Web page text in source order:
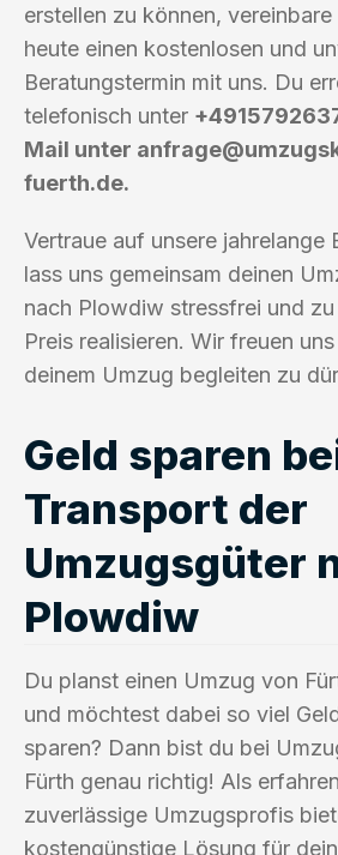
erstellen zu können,
heute einen kostenlosen und
Beratungstermin mit uns. Du
telefonisch unter
Mail unter
fuerth.de.
Vertraue auf unsere jahrelange
lass uns gemeinsam deinen
nach Plowdiw stressfrei und
Preis realisieren. Wir freuen
deinem Umzug begleiten zu
Geld sparen
Transport der
Umzugsgüter
Plowdiw
Du planst einen Umzug von
und möchtest dabei so viel
sparen? Dann bist du bei
Fürth genau richtig! Als
zuverlässige Umzugsprofis
kostengünstige Lösung für